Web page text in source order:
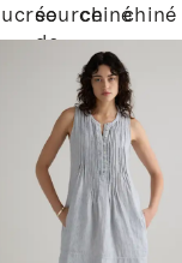
source
de
montagne
chinéchiné